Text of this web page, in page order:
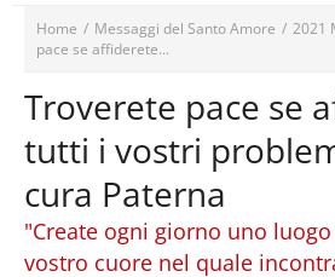
Home / Messaggi del Santo Amore / 2021
pace se affiderete...
Troverete pace se
tutti i vostri
cura Paterna
"Create ogni giorno uno
vostro cuore nel quale